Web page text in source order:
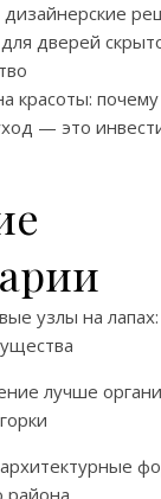
дверей
красоты: почему
— это
узлы на
лучше